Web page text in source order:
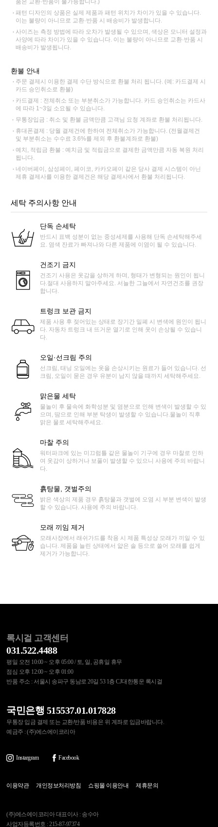
품은 교환·반품이 불가능합니다.)
패턴 디자인의 상품은 실제 제품과 패턴 위치가 차이가 있을 수 있습니다.
이는 불량이 아니므로 교환·반품 시 배송비가 발생합니다.
사이즈는 측정 방법에 따라 오차가 발생될 수 있으며, 색상은 모니터 설정과
사양에 따라 차이가 있을 수 있습니다. 이는 불량이 아니므로 교환·반품 시
배송비가 발생됩니다.
환불 안내
주문 결제시 이용한 결제 수단 방식으로 환불 처리 됩니다. (예: 카드결제 시
카드 승인취소로 환불)
카드결제 : 전체취소 또는 부분취소가 가능합니다. 카드 승인취소는 카드사
에 따라 1~3일 소요될 수 있습니다.
무통장입금 : 취소 및 환불 금액만큼 고객님 요청 계좌로 환불 처리됩니다.
휴대폰결제 : 당월 결제건에 한하여 전체취소가 가능합니다. (전월결제건
및 부분취소는 수수료 3.6%를 제외 후 환불계좌로 환불)
예치, 적립금 환불 : 예치금 및 적립금으로 결제한 금액만큼 자동 복원 처리
됩니다.
네이버페이, 삼성페이, 페이코, 카카오페이 같은 당사 결제 시스템이 아닌
제휴 결제사를 이용한 결제건은 해당 결제사에서 환불 처리됩니다.
세탁 주의사항 안내
단독 손세탁
반드시 표백 성분이 없는 중성세제를 사용해 단독 손세탁해주세
요. 염색 잔료가 빠져나와 다른 제품에 이염이 될 수 있습니다.
건조기 금지
건조기 사용은 옷감을 상하게 하며, 형태가 변형되는 원인이 됩니
다.절대 사용하지 말아주세요. 서늘한 그늘에서 자연건조를 권장
합니다.
트렁크 보관 금지
제품 사용 후 젖어있는 상태로 장기간 밀폐 시 변색에 원인이 됩니
다. 자동차 트렁크 내 뜨거운 열기로 인해 옷이 손상될 수 있습니
다.
오일·선크림 주의
선크림, 태닝 오일에는 옷을 손상시키는 원료가 들어 있습니다. 선
크림, 오일이 묻은 경우 유분이 남지 않을 때까지 세탁해주세요.
맑은물 세탁
물놀이 후 물속에 화학성분 및 염분으로 인해 변색이 발생할 수 있
으며, 땀으로 인해 부분 탁생이 발생할 수 있습니다.물놀이 직후
맑은 물로 세탁해주세요.
마찰 주의
워터파크에 있는 미끄럼틀 같은 물놀이 기구에 경우 마찰로 인하
여 옷감이 상하거나 보풀이 발생할 수 있으니 사용에 주의 바랍니
다.
흙탕물, 갯벌주의
밝은 색상의 제품 경우 흙탕물과 갯벌에 오염 시 부분 변색이 발생
할 수 있습니다. 사용에 주의 바랍니다.
모래 끼임 제거
모래사장에서 래쉬가드를 착용 시 제품 특성상 모래가 끼일 수 있
습니다. 제품을 늘린 상태에서 얇은 솔 등으로 쓸어 모래를 쉽게
제거가 가능합니다.
록시걸 고객센터
031.522.4488
평일 오전 10:00 ~ 오후 05:00 / 토, 일, 공휴일 휴무
점심 오후 12:00 ~ 오후 01:00
반품 주소 : 서울시 송파구 동남로 20길 53 1층 CJ대한통운 록시걸
국민은행 515537.01.017828
무통장 입금 결제 또는 교환/반품 비용은 위 계좌로 입금바랍니다.
예금주 : (주)에스에이코리아
Instargram Facebook
이용약관 개인정보처리방침 쇼핑몰 이용안내 제휴문의
(주)에스에이코리아 대표이사 : 송수아
사업자등록번호 : 215-87-97374